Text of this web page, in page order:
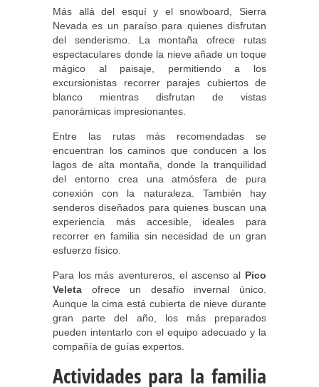
Más allá del esquí y el snowboard, Sierra
Nevada es un paraíso para quienes disfrutan
del senderismo. La montaña ofrece rutas
espectaculares donde la nieve añade un toque
mágico al paisaje, permitiendo a los
excursionistas recorrer parajes cubiertos de
blanco mientras disfrutan de vistas
panorámicas impresionantes.
Entre las rutas más recomendadas se
encuentran los caminos que conducen a los
lagos de alta montaña, donde la tranquilidad
del entorno crea una atmósfera de pura
conexión con la naturaleza. También hay
senderos diseñados para quienes buscan una
experiencia más accesible, ideales para
recorrer en familia sin necesidad de un gran
esfuerzo físico.
Para los más aventureros, el ascenso al Pico
Veleta ofrece un desafío invernal único.
Aunque la cima está cubierta de nieve durante
gran parte del año, los más preparados
pueden intentarlo con el equipo adecuado y la
compañía de guías expertos.
Actividades para la familia